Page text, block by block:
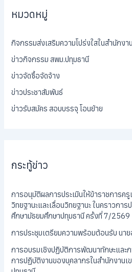
หมวดหมู่
กิจกรรมส่งเสริมความโปร่งใสในสำนักง
ข่าวกิจกรรม สพม.ปทุมธานี
ข่าวจัดซื้อจัดจ้าง
ข่าวประชาสัมพันธ์
ข่าวรับสมัคร สอบบรรจุ โอนย้าย
กระทู้ข่าว
การอนุมัติผลการประเมินให้ข้าราชการค
วิทยฐานะและเลื่อนวิทยฐานะ ในคราวกา
ศึกษามัธยมศึกษาปทุมธานี ครั้งที่ 7/2569
การประชุมเตรียมความพร้อมต้อนรับ นาย
การอบรมเชิงปฏิบัติการพัฒนาทักษะและ
การปฏิบัติงานของบุคลากรในสำนักงาน